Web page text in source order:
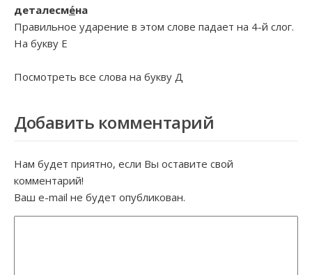
деталесме́на
Правильное ударение в этом слове падает на 4-й слог.
На букву Е
Посмотреть все слова на букву Д
Добавить комментарий
Нам будет приятно, если Вы оставите свой
комментарий!
Ваш e-mail не будет опубликован.